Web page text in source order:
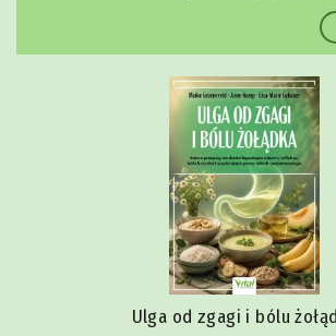
Spokojnie, to tylko lęk